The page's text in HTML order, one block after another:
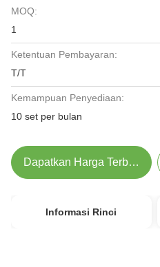
MOQ:
1
Ketentuan Pembayaran:
T/T
Kemampuan Penyediaan:
10 set per bulan
Dapatkan Harga Terbaik
Informasi Rinci